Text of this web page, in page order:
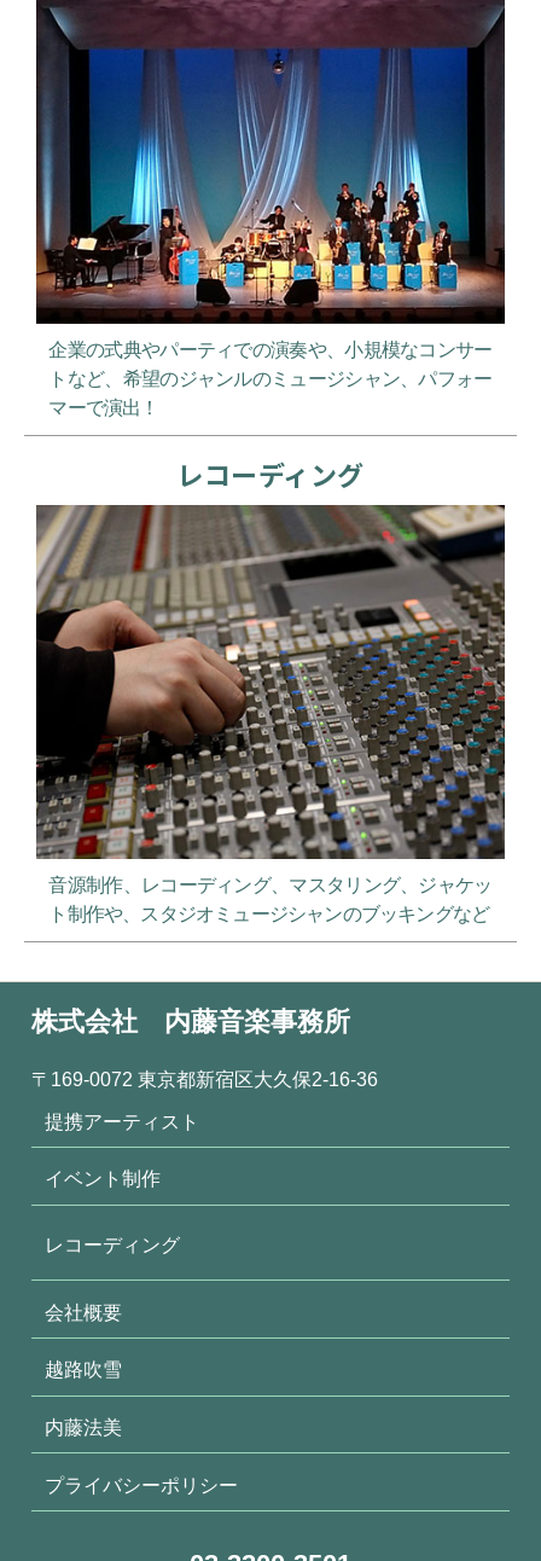
企業の式典やパーティでの演奏や、小規模なコンサー
トなど、希望のジャンルのミュージシャン、パフォー
マーで演出！
レコーディング
音源制作、レコーディング、マスタリング、ジャケッ
ト制作や、スタジオミュージシャンのブッキングなど
株式会社 内藤音楽事務所
〒169-0072 東京都新宿区大久保2-16-36
提携アーティスト
イベント制作
レコーディング
会社概要
越路吹雪
内藤法美
プライバシーポリシー